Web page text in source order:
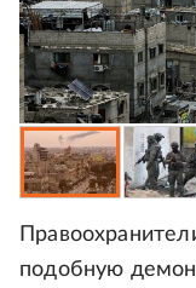
подобную